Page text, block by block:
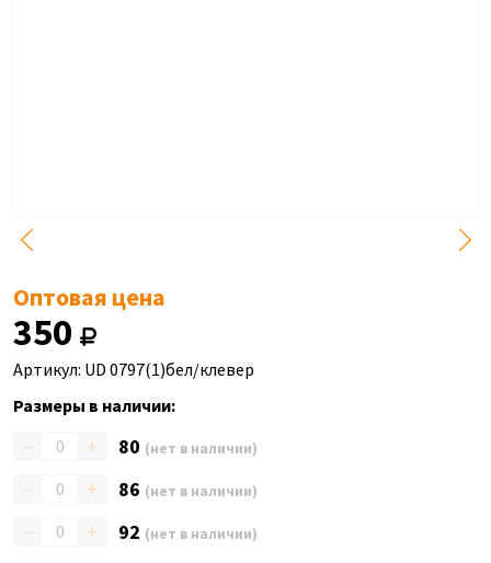
Оптовая цена
350
Артикул: UD 0797(1)бел/клевер
Размеры в наличии:
– + 80 (нет в наличии)
– + 86 (нет в наличии)
– + 92 (нет в наличии)